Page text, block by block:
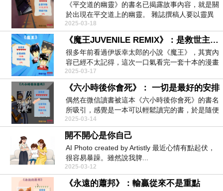
《平交道的幽靈》的書名已揭露故事內容，就是關
於出現在平交道上的幽靈。 雜誌撰稿人要以靈異
事件為題撰...
2025-03-18
《魔王JUVENILE REMIX》：是救世主還是魔王？
很多年前看過伊坂幸太郎的小說《魔王》，其實內
容已經不太記得，這次一口氣看完一套十本的漫畫
版《魔王JU...
2025-03-17
《六小時後你會死》： 一切是最好的安排
偶然在微信讀書被這本《六小時後你會死》的書名
所吸引，感覺是一本可以輕鬆讀完的書，於是隨便
翻開這一本，...
2025-03-14
開不開心是你自己
AI Photo created by Artistly 最近心情有點起伏，
很容易暴躁。雖然說我脾...
2025-03-12
《永遠的蕭邦》：輸贏從來不是重點